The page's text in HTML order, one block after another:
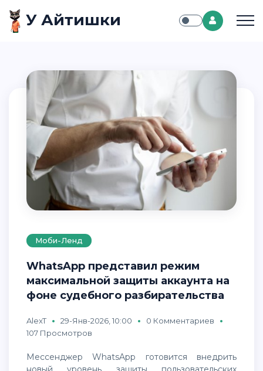
У Айтишки
Моби-Ленд
WhatsApp представил режим
максимальной защиты аккаунта на
фоне судебного разбирательства
AlexT 29-Янв-2026, 10:00
0 Комментариев
107 Просмотров
Мессенджер WhatsApp готовится внедрить